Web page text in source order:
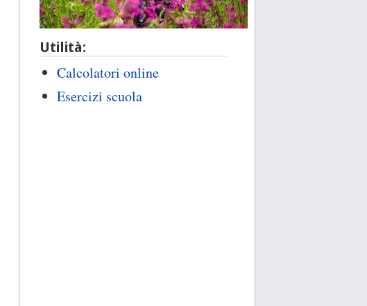
Utilità:
Calcolatori online
Esercizi scuola